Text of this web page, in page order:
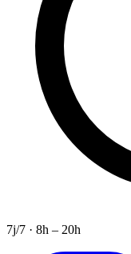
7j/7 · 8h – 20h